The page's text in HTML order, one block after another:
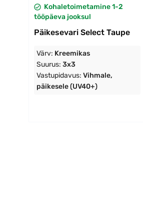
Kohaletoimetamine 1-2
tööpäeva jooksul
Päikesevari Select Taupe
Värv: Kreemikas
Suurus: 3x3
Vastupidavus: Vihmale,
päikesele (UV40+)